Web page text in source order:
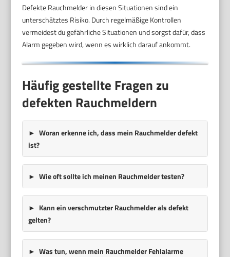
Defekte Rauchmelder in diesen Situationen sind ein
unterschätztes Risiko. Durch regelmäßige Kontrollen
vermeidest du gefährliche Situationen und sorgst dafür, dass
Alarm gegeben wird, wenn es wirklich darauf ankommt.
Häufig gestellte Fragen zu
defekten Rauchmeldern
Woran erkenne ich, dass mein Rauchmelder defekt
ist?
Wie oft sollte ich meinen Rauchmelder testen?
Kann ein verschmutzter Rauchmelder als defekt
gelten?
Was tun, wenn mein Rauchmelder Fehlalarme